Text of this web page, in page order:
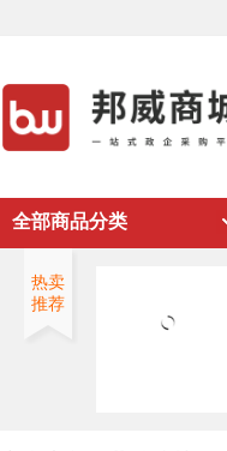
全部商品分类
热卖
推荐